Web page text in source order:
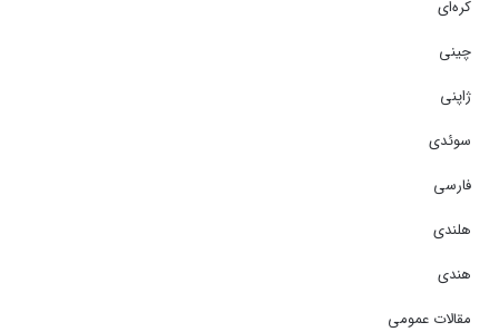
کره‌ای
چینی
ژاپنی
سوئدی
فارسی
هلندی
هندی
مقالات عمومی